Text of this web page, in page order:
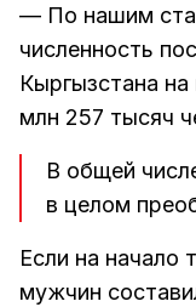
— По нашим
численность
Кыргызстана на
млн 257 тысяч
В общей
в целом
Если на начало
мужчин